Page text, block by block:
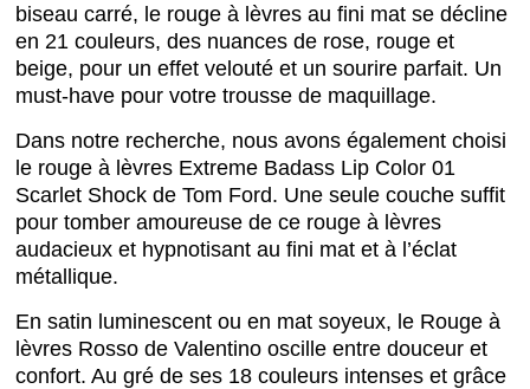
biseau carré, le rouge à lèvres au fini mat se décline
en 21 couleurs, des nuances de rose, rouge et
beige, pour un effet velouté et un sourire parfait. Un
must-have pour votre trousse de maquillage.
Dans notre recherche, nous avons également choisi
le rouge à lèvres Extreme Badass Lip Color 01
Scarlet Shock de Tom Ford. Une seule couche suffit
pour tomber amoureuse de ce rouge à lèvres
audacieux et hypnotisant au fini mat et à l’éclat
métallique.
En satin luminescent ou en mat soyeux, le Rouge à
lèvres Rosso de Valentino oscille entre douceur et
confort. Au gré de ses 18 couleurs intenses et grâce